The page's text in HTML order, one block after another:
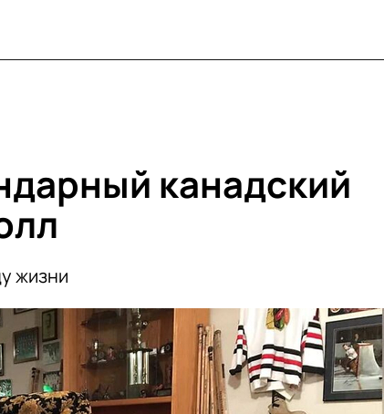
канадский
жизни